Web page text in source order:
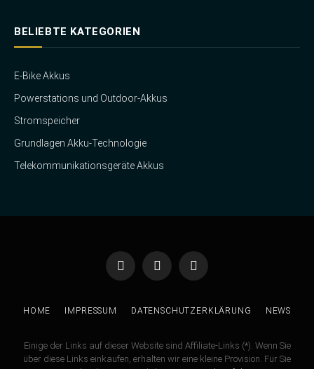
BELIEBTE KATEGORIEN
E-Bike Akkus
Powerstations und Outdoor-Akkus
Stromspeicher
Grundlagen Akku-Technologie
Telekommunikationsgeräte Akkus
FacebookTwitter Instagram
HOME IMPRESSUM DATENSCHUTZERKLÄRUNG NEWS
Einige der Links auf dieser Website sind Affiliate-Links (*). Wenn Sie
über diese Links einkaufen, erhalten wir eine kleine Provision. Für Sie